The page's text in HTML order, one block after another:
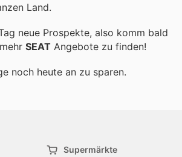
Land.
neue Prospekte, also komm bald
SEAT Angebote zu finden!
noch heute an zu sparen.
Supermärkte